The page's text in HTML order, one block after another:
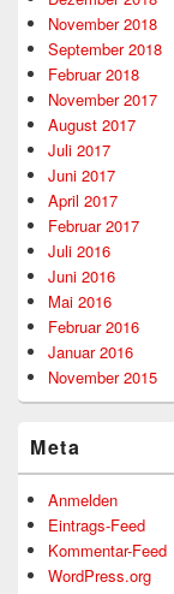
November 2018
September 2018
Februar 2018
November 2017
August 2017
Juli 2017
Juni 2017
April 2017
Februar 2017
Juli 2016
Juni 2016
Mai 2016
Februar 2016
Januar 2016
November 2015
Meta
Anmelden
Eintrags-Feed
Kommentar-Feed
WordPress.org